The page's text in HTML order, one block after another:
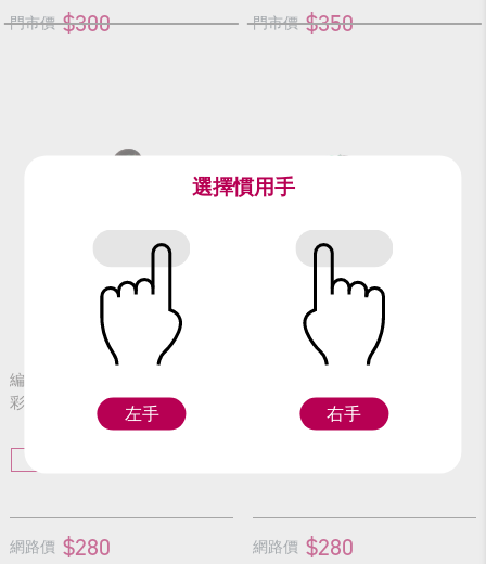
門市價 $300 門市價 $350
編號：60821
彩色球球男(國小)
網路價 $280
甜甜女(國小)
網路價 $280
選擇慣用手
左手 右手